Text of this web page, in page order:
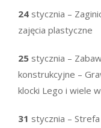
24 stycznia –
zajęcia plastyczne
25 stycznia –
konstrukcyjne –
klocki Lego i wiele
31 stycznia –